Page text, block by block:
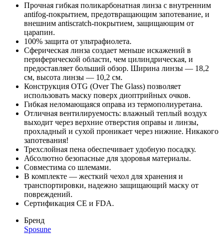
Прочная гибкая поликарбонатная линза с внутренним
antifog-покрытием, предотвращающим запотевание, и
внешним antiscratch-покрытием, защищающим от
царапин.
100% защита от ультрафиолета.
Сферическая линза создает меньше искажений в
периферической области, чем цилиндрическая, и
предоставляет больший обзор. Ширина линзы — 18,2
см, высота линзы — 10,2 см.
Конструкция OTG (Over The Glass) позволяет
использовать маску поверх диоптрийных очков.
Гибкая неломающаяся оправа из термополиуретана.
Отличная вентилируемость: влажный теплый воздух
выходит через верхние отверстия оправы и линзы,
прохладный и сухой проникает через нижние. Никакого
запотевания!
Трехслойная пена обеспечивает удобную посадку.
Абсолютно безопасные для здоровья материалы.
Совместима со шлемами.
В комплекте — жесткий чехол для хранения и
транспортировки, надежно защищающий маску от
повреждений.
Сертификация CE и FDA.
Бренд
Sposune